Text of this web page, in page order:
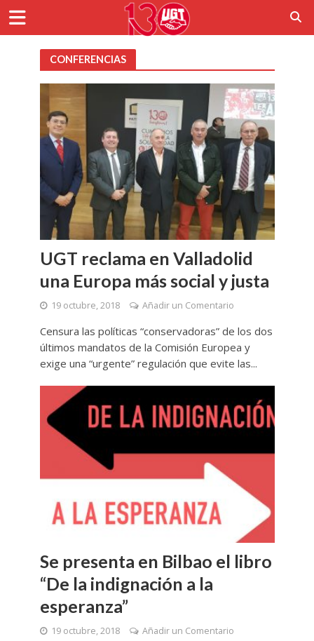
CONFERENCIAS
UGT reclama en Valladolid
una Europa más social y justa
19 octubre, 2018 Añadir un Comentario
Censura las políticas “conservadoras” de los dos
últimos mandatos de la Comisión Europea y
exige una “urgente” regulación que evite las...
Se presenta en Bilbao el libro
“De la indignación a la
esperanza”
19 octubre, 2018 Añadir un Comentario